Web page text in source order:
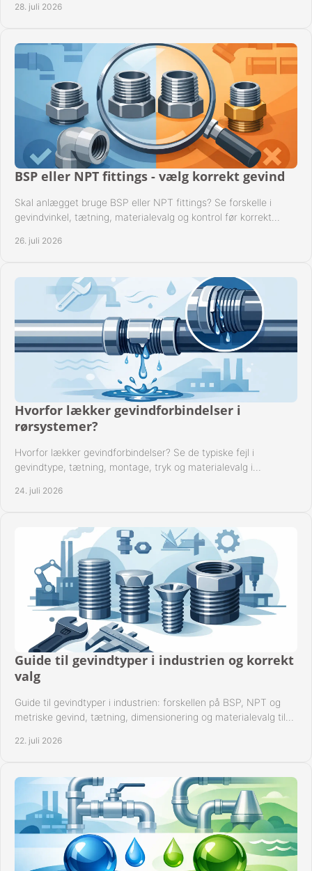
28. juli 2026
BSP eller NPT fittings - vælg korrekt gevind
Skal anlægget bruge BSP eller NPT fittings? Se forskelle i
gevindvinkel, tætning, materialevalg og kontrol før korrekt
26. juli 2026
Hvorfor lækker gevindforbindelser i
rørsystemer?
Hvorfor lækker gevindforbindelser? Se de typiske fejl i
gevindtype, tætning, montage, tryk og materialevalg i
24. juli 2026
Guide til gevindtyper i industrien og korrekt
valg
Guide til gevindtyper i industrien: forskellen på BSP, NPT og
metriske gevind, tætning, dimensionering og materialevalg til
22. juli 2026